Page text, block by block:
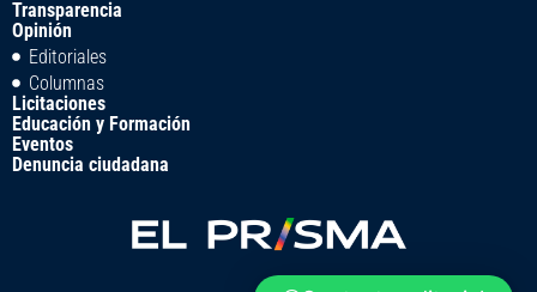
Transparencia
Opinión
Editoriales
Columnas
Licitaciones
Educación y Formación
Eventos
Denuncia ciudadana